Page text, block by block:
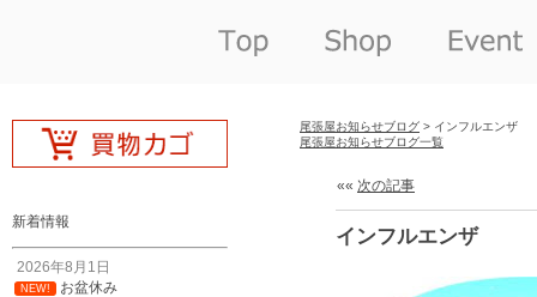
新着情報
2026年8月1日
NEW! お盆休み
尾張屋お知らせブログ > インフルエンザ
尾張屋お知らせブログ一覧
«« 次の記事
インフルエンザ